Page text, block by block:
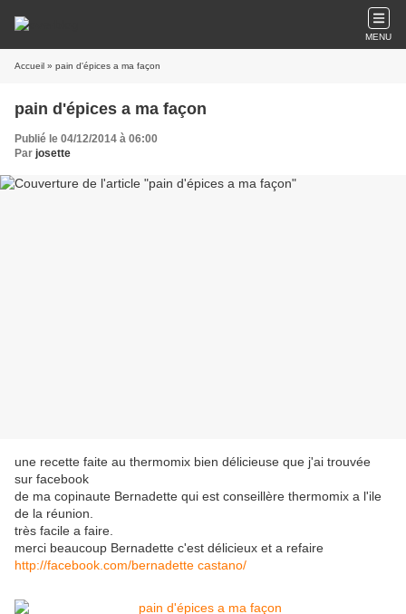
MENU
Accueil » pain d'épices a ma façon
pain d'épices a ma façon
Publié le 04/12/2014 à 06:00
Par josette
une recette faite au thermomix bien délicieuse que j'ai trouvée
sur facebook
de ma copinaute Bernadette qui est conseillère thermomix a l'ile
de la réunion.
très facile a faire.
merci beaucoup Bernadette c'est délicieux et a refaire
http://facebook.com/bernadette castano/